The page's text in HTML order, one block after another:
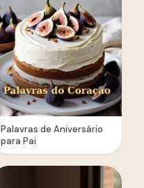
Palavras de Aniversário
para Pai